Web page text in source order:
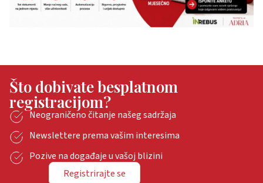
Što dobivate besplatnom
registracijom?
Neograničeno čitanje našeg sadržaja
Newslettere prema vašim interesima
Pozive na događaje u vašoj blizini
Registrirajte se